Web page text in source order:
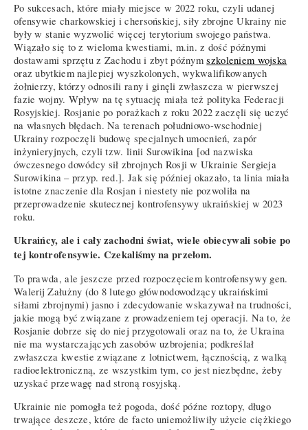
Po sukcesach, które miały miejsce w 2022 roku, czyli udanej
ofensywie charkowskiej i chersońskiej, siły zbrojne Ukrainy nie
były w stanie wyzwolić więcej terytorium swojego państwa.
Wiązało się to z wieloma kwestiami, m.in. z dość późnymi
dostawami sprzętu z Zachodu i zbyt późnymszkoleniem wojska
oraz ubytkiem najlepiej wyszkolonych, wykwalifikowanych
żołnierzy, którzy odnosili rany i ginęli zwłaszcza w pierwszej
fazie wojny. Wpływ na tę sytuację miała też polityka Federacji
Rosyjskiej. Rosjanie po porażkach z roku 2022 zaczęli się uczyć
na własnych błędach. Na terenach południowo-wschodniej
Ukrainy rozpoczęli budowę specjalnych umocnień, zapór
inżynieryjnych, czyli tzw. linii Surowikina [od nazwiska
ówczesnego dowódcy sił zbrojnych Rosji w Ukrainie Sergieja
Surowikina – przyp. red.]. Jak się później okazało, ta linia miała
istotne znaczenie dla Rosjan i niestety nie pozwoliła na
przeprowadzenie skutecznej kontrofensywy ukraińskiej w 2023
roku.
Ukraińcy, ale i cały zachodni świat, wiele obiecywali sobie po
tej kontrofensywie. Czekaliśmy na przełom.
To prawda, ale jeszcze przed rozpoczęciem kontrofensywy gen.
Walerij Załużny (do 8 lutego głównodowodzący ukraińskimi
siłami zbrojnymi) jasno i zdecydowanie wskazywał na trudności,
jakie mogą być związane z prowadzeniem tej operacji. Na to, że
Rosjanie dobrze się do niej przygotowali oraz na to, że Ukraina
nie ma wystarczających zasobów uzbrojenia; podkreślał
zwłaszcza kwestie związane z lotnictwem, łącznością, z walką
radioelektroniczną, ze wszystkim tym, co jest niezbędne, żeby
uzyskać przewagę nad stroną rosyjską.
Ukrainie nie pomogła też pogoda, dość późne roztopy, długo
trwające deszcze, które de facto uniemożliwiły użycie ciężkiego